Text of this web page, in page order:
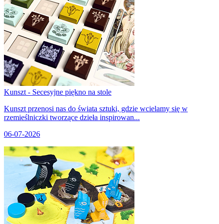
Kunszt - Secesyjne piękno na stole
Kunszt przenosi nas do świata sztuki, gdzie wcielamy się w
rzemieślniczki tworzące dzieła inspirowan...
06-07-2026